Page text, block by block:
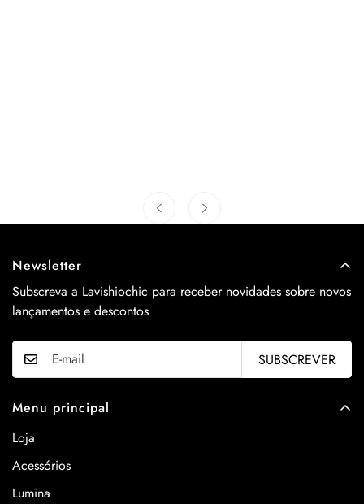
Newsletter
Subscreva a Lavishiochic para receber novidades sobre novos
lançamentos e descontos
SUBSCREVER
Menu principal
Loja
Acessórios
Lumina